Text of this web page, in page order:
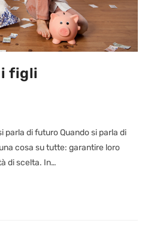
i figli
parla di futuro Quando si parla di
cosa su tutte: garantire loro
di scelta. In…